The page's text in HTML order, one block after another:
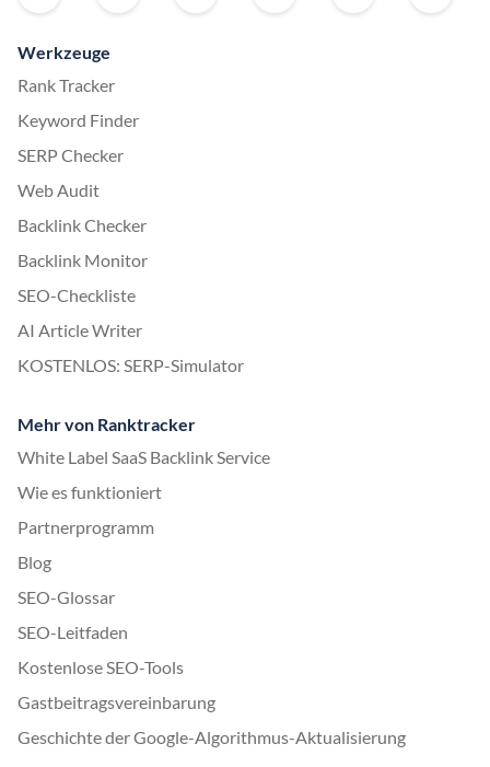
Werkzeuge
Rank Tracker
Keyword Finder
SERP Checker
Web Audit
Backlink Checker
Backlink Monitor
SEO-Checkliste
AI Article Writer
KOSTENLOS: SERP-Simulator
Mehr von Ranktracker
White Label SaaS Backlink Service
Wie es funktioniert
Partnerprogramm
Blog
SEO-Glossar
SEO-Leitfaden
Kostenlose SEO-Tools
Gastbeitragsvereinbarung
Geschichte der Google-Algorithmus-Aktualisierung